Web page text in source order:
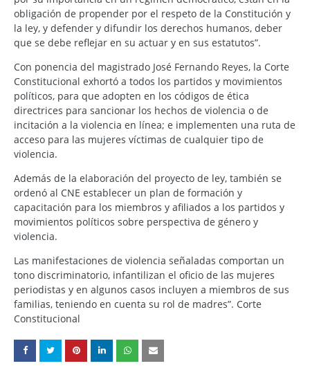
obligación de propender por el respeto de la Constitución y
la ley, y defender y difundir los derechos humanos, deber
que se debe reflejar en su actuar y en sus estatutos”.
Con ponencia del magistrado José Fernando Reyes, la Corte
Constitucional exhortó a todos los partidos y movimientos
políticos, para que adopten en los códigos de ética
directrices para sancionar los hechos de violencia o de
incitación a la violencia en línea; e implementen una ruta de
acceso para las mujeres víctimas de cualquier tipo de
violencia.
Además de la elaboración del proyecto de ley, también se
ordenó al CNE establecer un plan de formación y
capacitación para los miembros y afiliados a los partidos y
movimientos políticos sobre perspectiva de género y
violencia.
Las manifestaciones de violencia señaladas comportan un
tono discriminatorio, infantilizan el oficio de las mujeres
periodistas y en algunos casos incluyen a miembros de sus
familias, teniendo en cuenta su rol de madres”. Corte
Constitucional